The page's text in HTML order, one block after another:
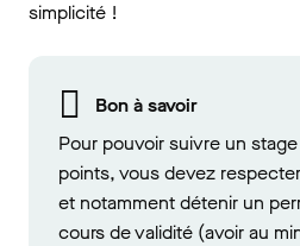
simplicité !
Bon à savoir
Pour pouvoir suivre un
points, vous devez
et notamment détenir un
cours de validité (avoir au